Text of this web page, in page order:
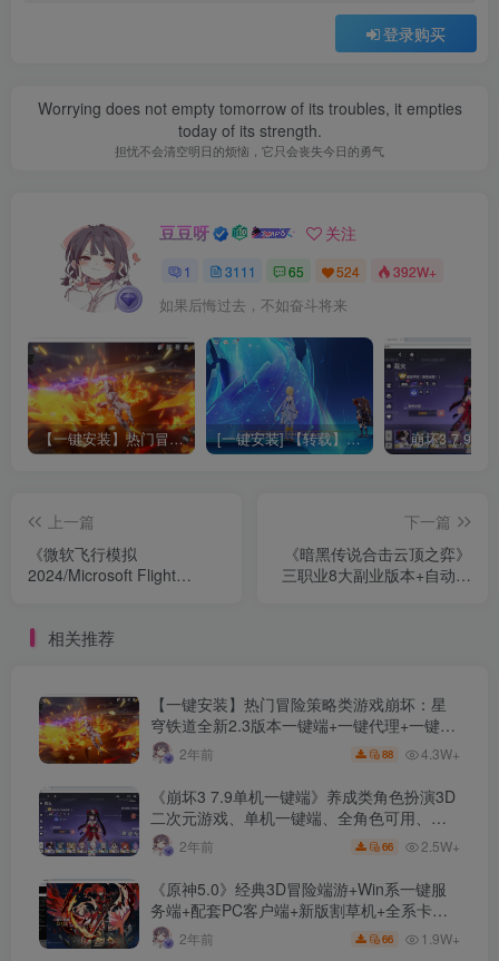
登录购买
Worrying does not empty tomorrow of its troubles, it empties
today of its strength.
担忧不会清空明日的烦恼，它只会丧失今日的勇气
豆豆呀 关注
1 3111 65 524 392W+
如果后悔过去，不如奋斗将来
【一键安装】热门冒险策略类游戏崩坏：星穹铁道全新2.3版本一键端+一键代理+一键启动+免虚拟机 [一键安装] 【转载】原神3.4真端服务端+源码+配套客户端+详尽说明+GM工具+源码说明文件
上一篇
《微软飞行模拟
2024/Microsoft Flight
攻略
下一篇
《暗黑传说合击云顶之弈》
三职业8大副业版本+自动回
相关推荐
【一键安装】热门冒险策略类游戏崩坏：星
穹铁道全新2.3版本一键端+一键代理+一键启
动+免虚拟机
2年前 88 4.3W+
《崩坏3 7.9单机一键端》养成类角色扮演3D
二次元游戏、单机一键端、全角色可用、无
限资源、附带保姆级安装教程
2年前 66 2.5W+
《原神5.0》经典3D冒险端游+Win系一键服
务端+配套PC客户端+新版割草机+全系卡池
文件2年前 66 1.9W+